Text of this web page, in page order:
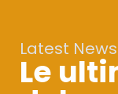
Latest News
Le